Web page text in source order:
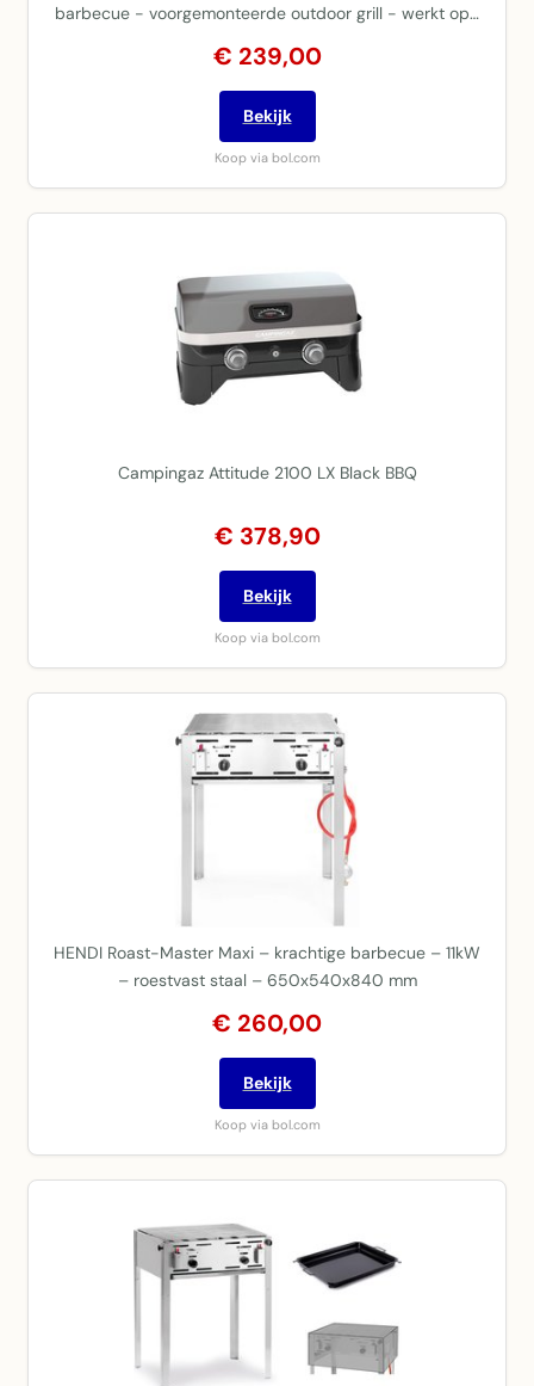
barbecue - voorgemonteerde outdoor grill - werkt op…
€ 239,00
Bekijk
Koop via bol.com
Campingaz Attitude 2100 LX Black BBQ
€ 378,90
Bekijk
Koop via bol.com
HENDI Roast-Master Maxi – krachtige barbecue – 11kW
– roestvast staal – 650x540x840 mm
€ 260,00
Bekijk
Koop via bol.com